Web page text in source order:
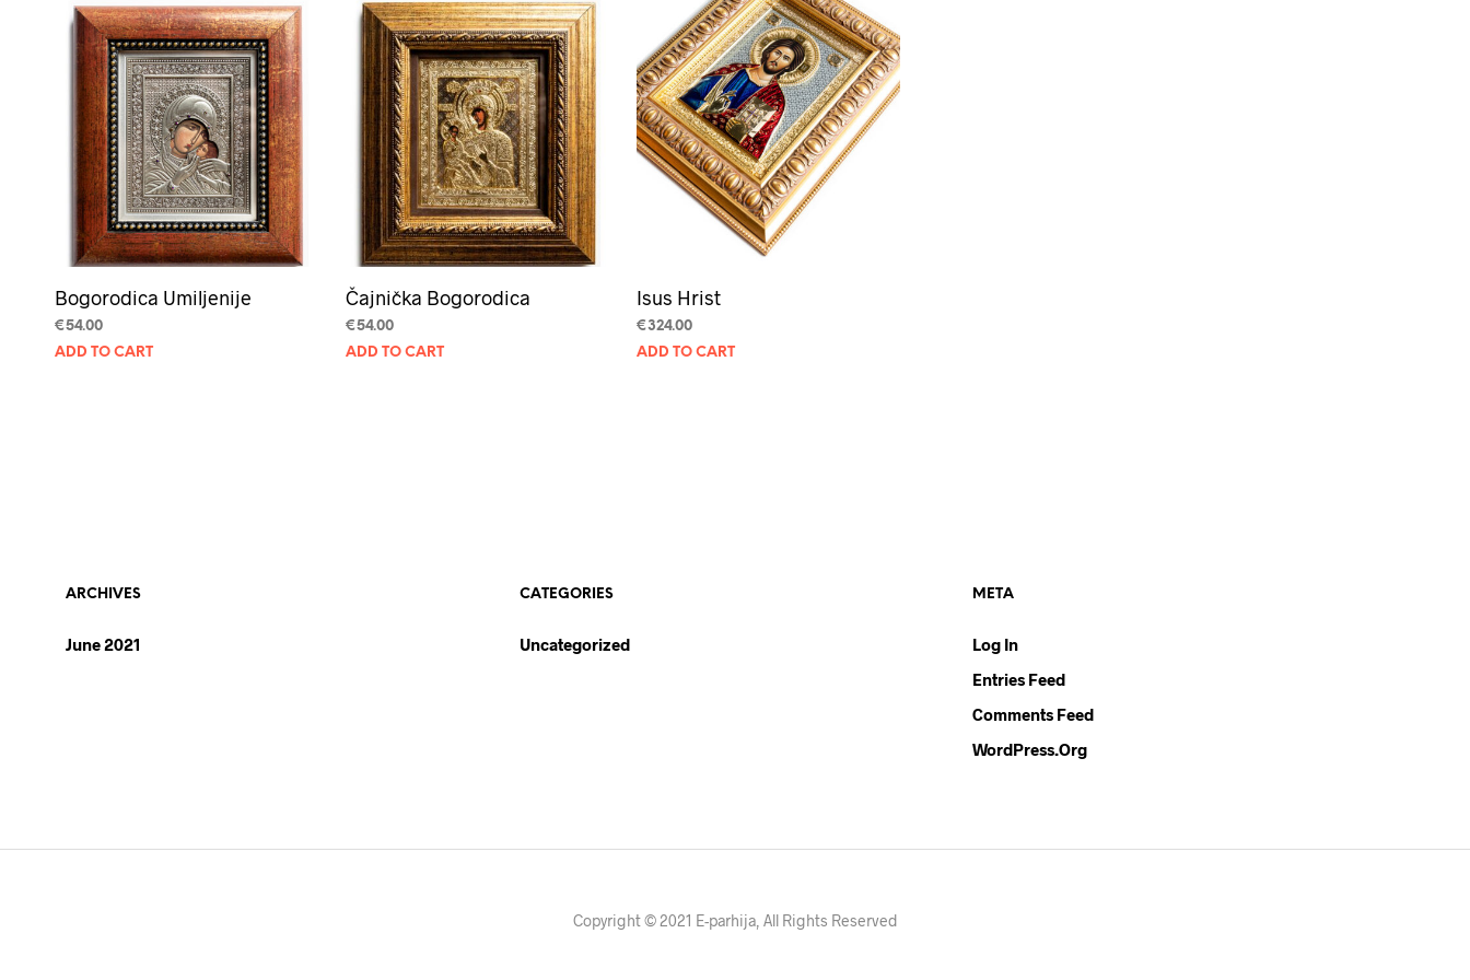
Bogorodica Umiljenije
€54.00
ADD TO CART
Čajnička Bogorodica
€54.00
ADD TO CART
Isus Hrist
€324.00
ADD TO CART
ARCHIVES
June 2021
CATEGORIES
Uncategorized
META
Log In
Entries Feed
Comments Feed
WordPress.org
Copyright © 2021 E-parhija, All Rights Reserved